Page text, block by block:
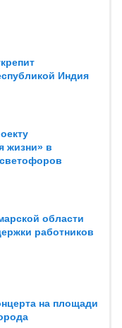
Индия
жизни» в
области
работников
на площади